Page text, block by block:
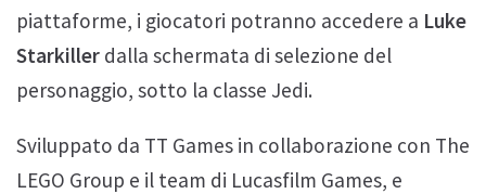
piattaforme, i giocatori potranno accedere a Luke
Starkiller dalla schermata di selezione del
personaggio, sotto la classe Jedi.
Sviluppato da TT Games in collaborazione con The
LEGO Group e il team di Lucasfilm Games, e